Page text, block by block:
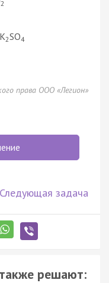
2
2SO4
права ООО «Легион»
Следующая задача
решают: